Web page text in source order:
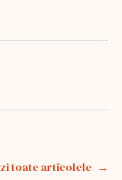
toate articolele